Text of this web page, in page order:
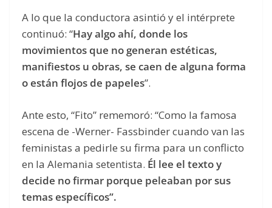
A lo que la conductora asintió y el intérprete
continuó: “Hay algo ahí, donde los
movimientos que no generan estéticas,
manifiestos u obras, se caen de alguna forma
o están flojos de papeles”.
Ante esto, “Fito” rememoró: “Como la famosa
escena de -Werner- Fassbinder cuando van las
feministas a pedirle su firma para un conflicto
en la Alemania setentista. Él lee el texto y
decide no firmar porque peleaban por sus
temas específicos”.